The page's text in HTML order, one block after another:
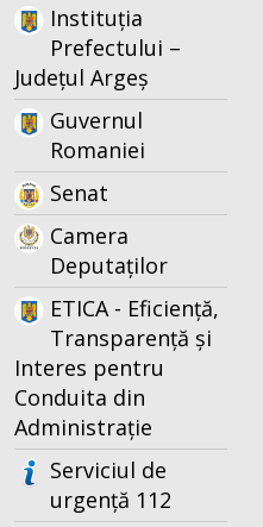
Instituția
Prefectului –
Județul Argeș
Guvernul
Romaniei
Senat
Camera
Deputaților
ETICA - Eficiență,
Transparență și
Interes pentru
Conduita din
Administrație
Serviciul de
urgență 112